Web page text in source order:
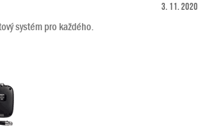
3. 11. 2020
systém pro každého.